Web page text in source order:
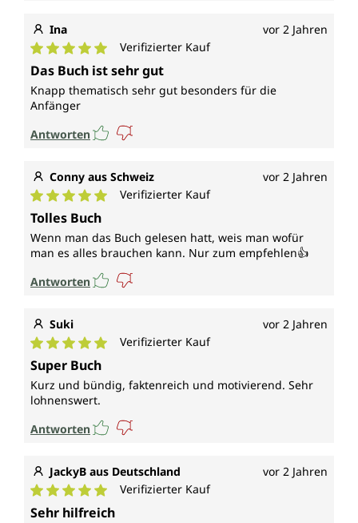
Ina vor 2 Jahren
Durchschnittliche Bewertung von 5 von 5 Sternen
Verifizierter Kauf
Das Buch ist sehr gut
Knapp thematisch sehr gut besonders für die
Anfänger
Antworten
Conny aus Schweiz vor 2 Jahren
Durchschnittliche Bewertung von 5 von 5 Sternen
Verifizierter Kauf
Tolles Buch
Wenn man das Buch gelesen hatt, weis man wofür
man es alles brauchen kann. Nur zum empfehlen👍
Antworten
Suki vor 2 Jahren
Durchschnittliche Bewertung von 5 von 5 Sternen
Verifizierter Kauf
Super Buch
Kurz und bündig, faktenreich und motivierend. Sehr
lohnenswert.
Antworten
JackyB aus Deutschland vor 2 Jahren
Durchschnittliche Bewertung von 5 von 5 Sternen
Verifizierter Kauf
Sehr hilfreich